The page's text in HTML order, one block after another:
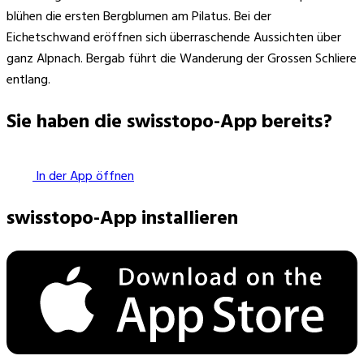
blühen die ersten Bergblumen am Pilatus. Bei der
Eichetschwand eröffnen sich überraschende Aussichten über
ganz Alpnach. Bergab führt die Wanderung der Grossen Schliere
entlang.
Sie haben die swisstopo-App bereits?
In der App öffnen
swisstopo-App installieren